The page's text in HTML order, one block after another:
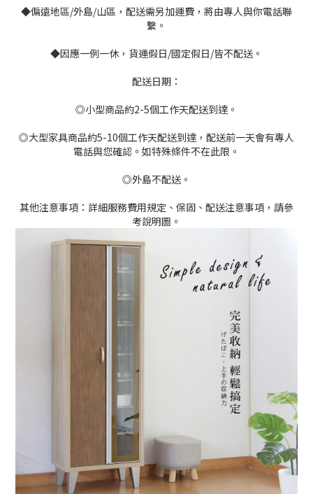
◆偏遠地區/外島/山區，配送需另加運費，將由專人與你電話聯
繫。
◆因應一例一休，貨運假日/國定假日/皆不配送。
配送日期：
◎小型商品約2-5個工作天配送到達。
◎大型家具商品約5-10個工作天配送到達，配送前一天會有專人
電話與您確認。如特殊條件不在此限。
◎外島不配送。
其他注意事項：詳細服務費用規定、保固、配送注意事項，請參
考說明圖。